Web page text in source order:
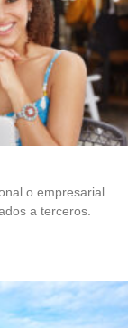
o empresarial
a terceros.